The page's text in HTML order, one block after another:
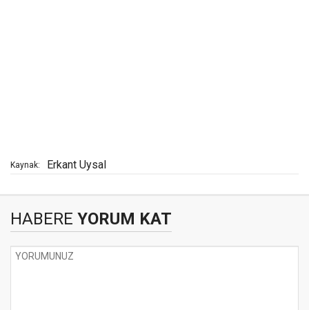
Kaynak: Erkant Uysal
HABERE YORUM KAT